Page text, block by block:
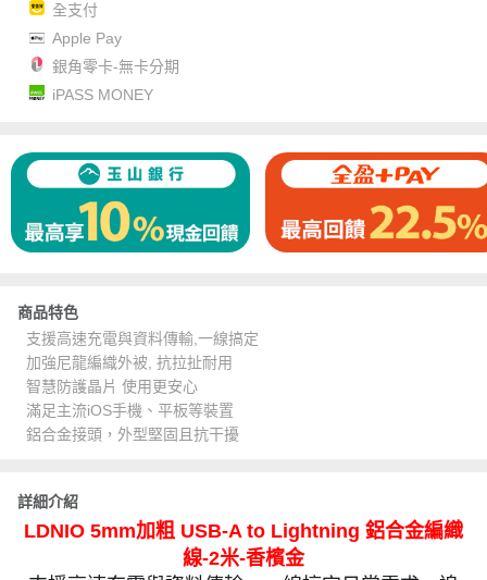
全支付
Apple Pay
銀角零卡-無卡分期
iPASS MONEY
商品特色
支援高速充電與資料傳輸,一線搞定
加強尼龍編織外被, 抗拉扯耐用
智慧防護晶片 使用更安心
滿足主流iOS手機、平板等裝置
鋁合金接頭，外型堅固且抗干擾
詳細介紹
LDNIO 5mm加粗 USB-A to Lightning 鋁合金編織
線-2米-香檳金